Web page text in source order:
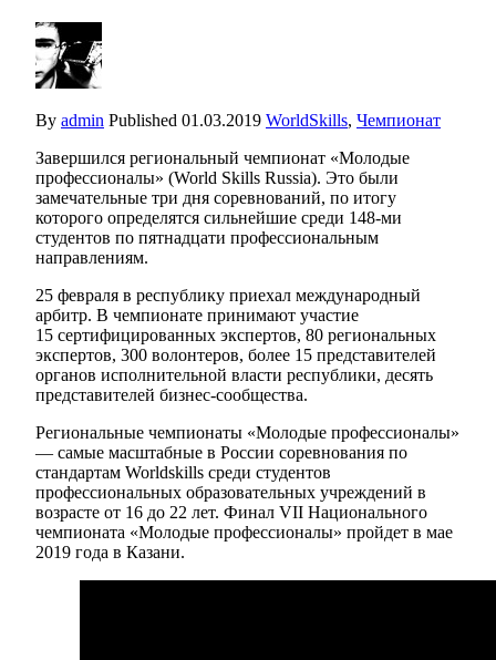
By admin Published 01.03.2019 WorldSkills, Чемпионат
Завершился региональный чемпионат «Молодые
профессионалы» (World Skills Russia). Это были
замечательные три дня соревнований, по итогу
которого определятся сильнейшие среди 148-ми
студентов по пятнадцати профессиональным
направлениям.
25 февраля в республику приехал международный
арбитр. В чемпионате принимают участие
15 сертифицированных экспертов, 80 региональных
экспертов, 300 волонтеров, более 15 представителей
органов исполнительной власти республики, десять
представителей бизнес-сообщества.
Региональные чемпионаты «Молодые профессионалы»
— самые масштабные в России соревнования по
стандартам Worldskills среди студентов
профессиональных образовательных учреждений в
возрасте от 16 до 22 лет. Финал VII Национального
чемпионата «Молодые профессионалы» пройдет в мае
2019 года в Казани.